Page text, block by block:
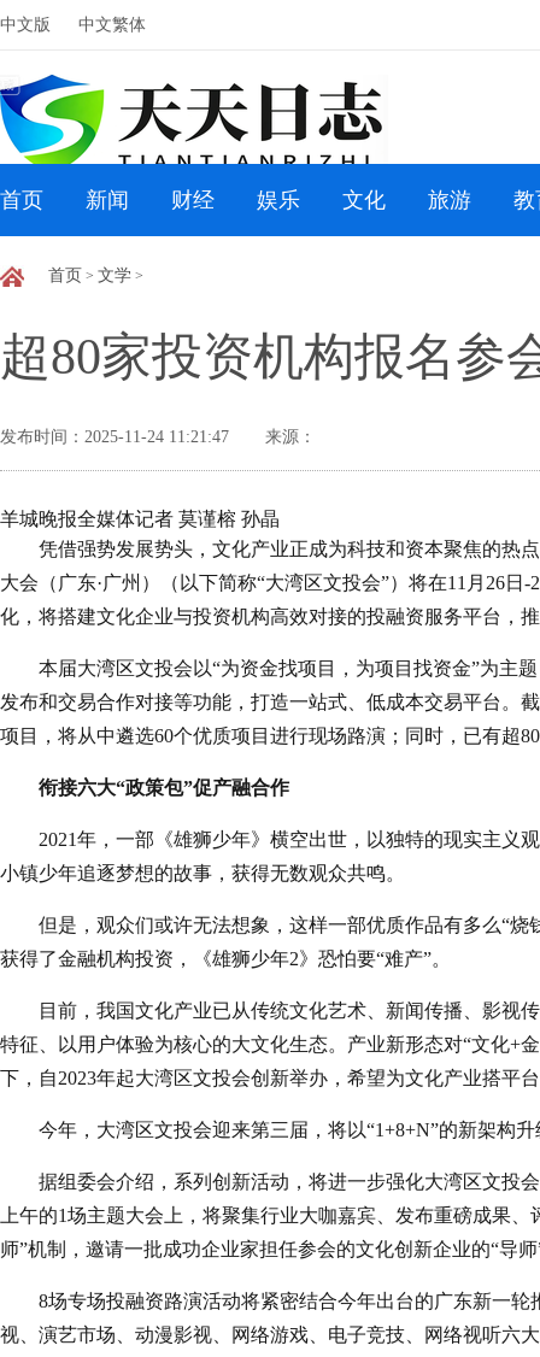
中文版 中文繁体
首页 新闻 财经 娱乐 文化 旅游 教
首页 > 文学 >
超80家投资机构报名参
发布时间：2025-11-24 11:21:47 来源：
羊城晚报全媒体记者 莫谨榕 孙晶
凭借强势发展势头，文化产业正成为科技和资本聚焦的热
大会（广东·广州）（以下简称“大湾区文投会”）将在11月26
化，将搭建文化企业与投资机构高效对接的投融资服务平台，
本届大湾区文投会以“为资金找项目，为项目找资金”为主
发布和交易合作对接等功能，打造一站式、低成本交易平台。
项目，将从中遴选60个优质项目进行现场路演；同时，已有超
衔接六大“政策包”促产融合作
2021年，一部《雄狮少年》横空出世，以独特的现实主义
小镇少年追逐梦想的故事，获得无数观众共鸣。
但是，观众们或许无法想象，这样一部优质作品有多么“
获得了金融机构投资，《雄狮少年2》恐怕要“难产”。
目前，我国文化产业已从传统文化艺术、新闻传播、影视
特征、以用户体验为核心的大文化生态。产业新形态对“文化+
下，自2023年起大湾区文投会创新举办，希望为文化产业搭平
今年，大湾区文投会迎来第三届，将以“1+8+N”的新架构
据组委会介绍，系列创新活动，将进一步强化大湾区文投
上午的1场主题大会上，将聚集行业大咖嘉宾、发布重磅成果
师”机制，邀请一批成功企业家担任参会的文化创新企业的“导
8场专场投融资路演活动将紧密结合今年出台的广东新一
视、演艺市场、动漫影视、网络游戏、电子竞技、网络视听六